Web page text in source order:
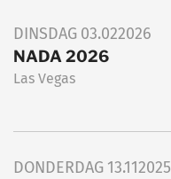
DINSDAG 03.022026
NADA 2026
Las Vegas
DONDERDAG 13.112025